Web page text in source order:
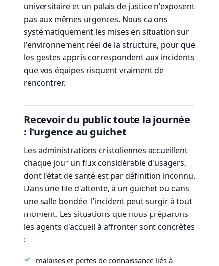
universitaire et un palais de justice n'exposent
pas aux mêmes urgences. Nous calons
systématiquement les mises en situation sur
l'environnement réel de la structure, pour que
les gestes appris correspondent aux incidents
que vos équipes risquent vraiment de
rencontrer.
Recevoir du public toute la journée
: l'urgence au guichet
Les administrations cristoliennes accueillent
chaque jour un flux considérable d'usagers,
dont l'état de santé est par définition inconnu.
Dans une file d'attente, à un guichet ou dans
une salle bondée, l'incident peut surgir à tout
moment. Les situations que nous préparons
les agents d'accueil à affronter sont concrètes
:
malaises et pertes de connaissance liés à